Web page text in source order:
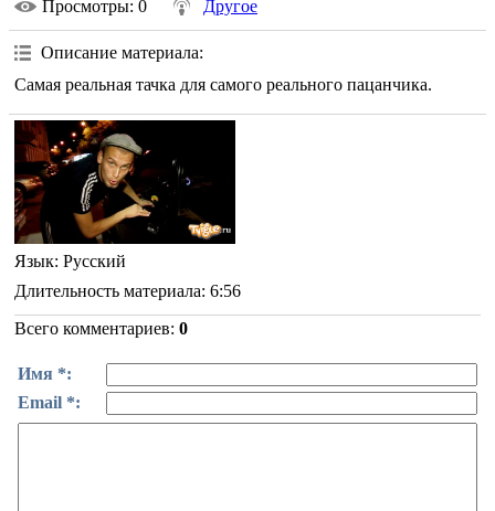
Просмотры: 0 Другое
Описание материала:
Самая реальная тачка для самого реального пацанчика.
Язык: Русский
Длительность материала: 6:56
Всего комментариев: 0
Имя *:
Email *: